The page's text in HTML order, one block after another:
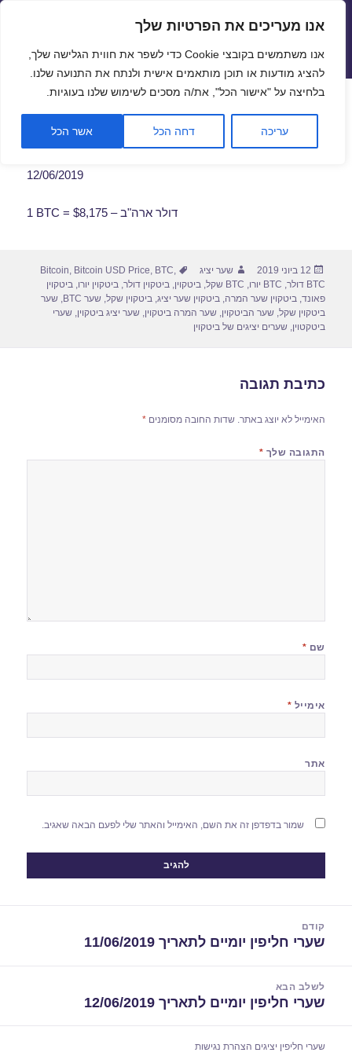
פתח
אנו מעריכים את הפרטיות שלך
אנו משתמשים בקובצי Cookie כדי לשפר את חווית הגלישה שלך,
להציג מודעות או תוכן מותאמים אישית ולנתח את התנועה שלנו.
בלחיצה על "אישור הכל", את/ה מסכים לשימוש שלנו בעוגיות.
עריכה דחה הכל אשר הכל
שערי חליפין יציגים – שער יציג
תפריטים
ווידג'טים
שער ביטקוין לתאריך 12/06/2019
12/06/2019
1 BTC = $8,175 – דולר ארה"ב
פורסם
בתאריך
12 ביוני 2019 מחבר
שער יציג תגיות Bitcoin, Bitcoin USD Price, BTC,
BTC דולר
, BTC יורו , BTC שקל ,ביטקוין,ביטקוין דולר,ביטקוין יורו,ביטקוין
פאונד,ביטקוין שער המרה,ביטקוין שער יציג,ביטקוין שקל,שער BTC ,שער
ביטקוין שקל,שער הביטקוין,שער המרה ביטקוין,שער יציג ביטקוין,שערי
ביטקטוין,שערים יציגים של ביטקוין
כתיבת תגובה
האימייל לא יוצג באתר. שדות החובה מסומנים*
התגובה שלך *
שם *
אימייל *
אתר
שמור בדפדפן זה את השם, האימייל והאתר שלי לפעם הבאה שאגיב.
קודם
הפוסט
שערי חליפין יומיים לתאריך 11/06/2019
לשלב הבא
הפוסט
שערי חליפין יומיים לתאריך 12/06/2019
שערי חליפין יציגים הצהרת נגישות